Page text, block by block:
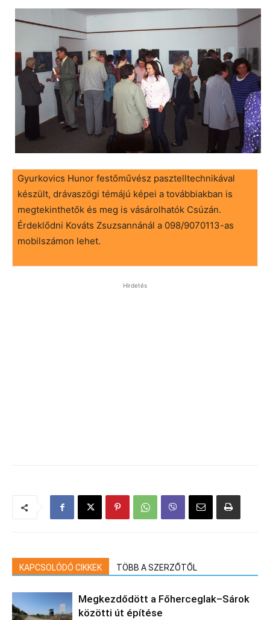
Gyurkovics Hunor festőművész pasztelltechnikával
készült, drávaszögi témájú képei a továbbiakban is
megtekinthetők és meg is vásárolhatók Csúzán.
Érdeklődni Kováts Zsuzsannánál a 098/9070113-as
mobilszámon lehet.
Hirdetés
KAPCSOLÓDÓ CIKKEK TÖBB A SZERZŐTŐL
Megkezdődött a Főherceglak–Sárok
közötti út építése